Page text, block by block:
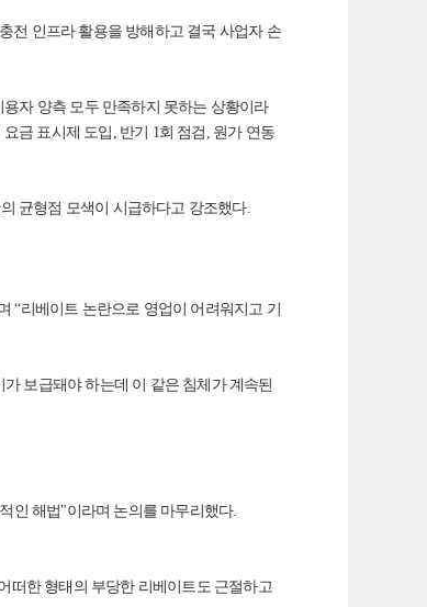
전 인프라 활용을 방해하고 결국 사업자 손
자 양측 모두 만족하지 못하는 상황이라
금 표시제 도입, 반기 1회 점검, 원가 연동
균형점 모색이 시급하다고 강조했다.
“리베이트 논란으로 영업이 어려워지고 기
보급돼야 하는데 이 같은 침체가 계속된
인 해법"이라며 논의를 마무리했다.
떠한 형태의 부당한 리베이트도 근절하고